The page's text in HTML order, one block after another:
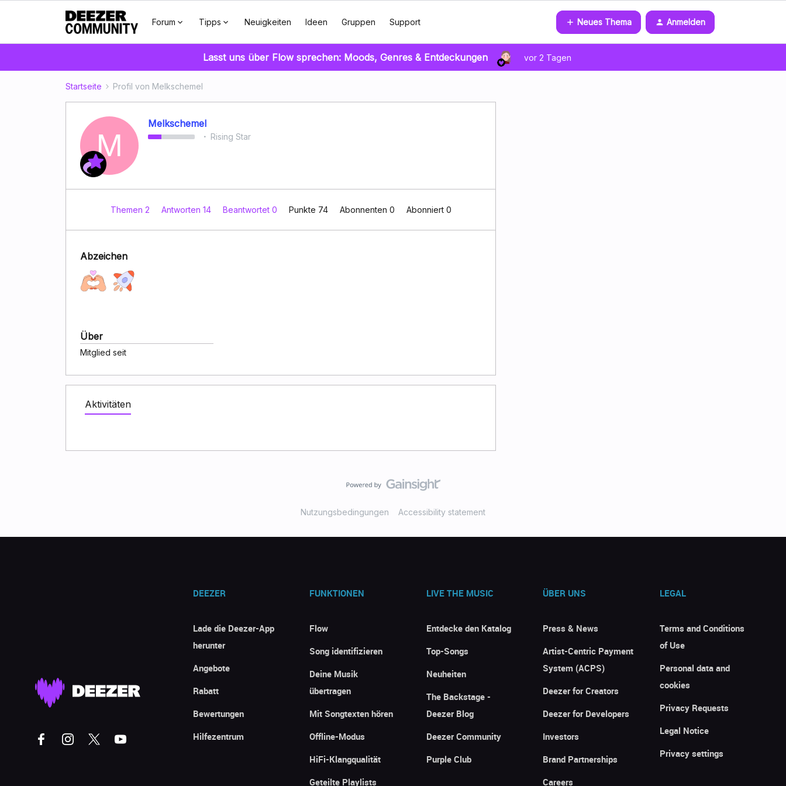
Forum Tipps Neuigkeiten Ideen Gruppen Support Neues Thema Anmelden
Lasst uns über Flow sprechen: Moods, Genres & Entdeckungen vor 2 Tagen
Startseite Profil von Melkschemel
M
Melkschemel
Rising Star
Themen 2 Antworten 14 Beantwortet 0 Punkte 74 Abonnenten 0 Abonniert 0
Abzeichen
Über
Mitglied seit
Aktivitäten
Nutzungsbedingungen Accessibility statement
DEEZER
Lade die Deezer-App
herunter
Angebote
Rabatt
Bewertungen
Hilfezentrum
FUNKTIONEN
Flow
Song identifizieren
Deine Musik
übertragen
Mit Songtexten hören
Offline-Modus
HiFi-Klangqualität
Geteilte Playlists
LIVE THE MUSIC
Entdecke den Katalog
Top-Songs
Neuheiten
The Backstage -
Deezer Blog
Deezer Community
Purple Club
ÜBER UNS
Press & News
Artist-Centric Payment
System (ACPS)
Deezer for Creators
Deezer for Developers
Investors
Brand Partnerships
Careers
LEGAL
Terms and Conditions
of Use
Personal data and
cookies
Privacy Requests
Legal Notice
Privacy settings